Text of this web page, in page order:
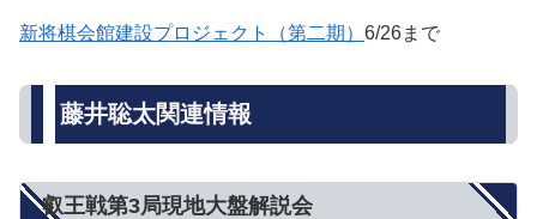
新将棋会館建設プロジェクト（第二期） 6/26まで
藤井聡太関連情報
叡王戦第3局現地大盤解説会